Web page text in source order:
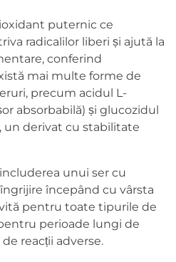
puternic ce
radicalilor liberi și ajută la
conferind
mai multe forme de
precum acidul L-
absorbabilă) și glucozidul
un derivat cu stabilitate
unui ser cu
începând cu vârsta
pentru toate tipurile de
perioade lungi de
reacții adverse.